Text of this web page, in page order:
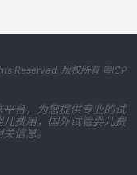
Reserved. 版权所有 粤ICP
台，为您提供专业的试
费用，国外试管婴儿费
信息。